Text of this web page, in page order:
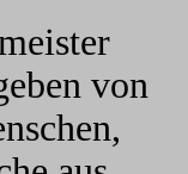
von